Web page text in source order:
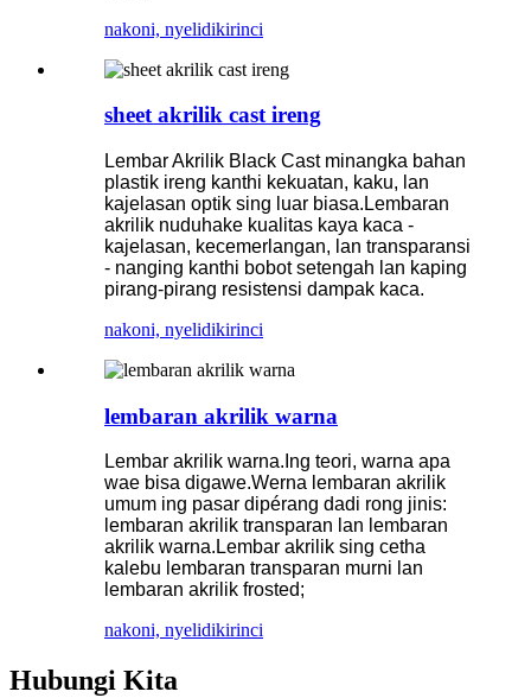
nakoni, nyelidikirinci
sheet akrilik cast ireng
Lembar Akrilik Black Cast minangka bahan
plastik ireng kanthi kekuatan, kaku, lan
kajelasan optik sing luar biasa.Lembaran
akrilik nuduhake kualitas kaya kaca -
kajelasan, kecemerlangan, lan transparansi
- nanging kanthi bobot setengah lan kaping
pirang-pirang resistensi dampak kaca.
nakoni, nyelidikirinci
lembaran akrilik warna
Lembar akrilik warna.Ing teori, warna apa
wae bisa digawe.Werna lembaran akrilik
umum ing pasar dipérang dadi rong jinis:
lembaran akrilik transparan lan lembaran
akrilik warna.Lembar akrilik sing cetha
kalebu lembaran transparan murni lan
lembaran akrilik frosted;
nakoni, nyelidikirinci
Hubungi Kita